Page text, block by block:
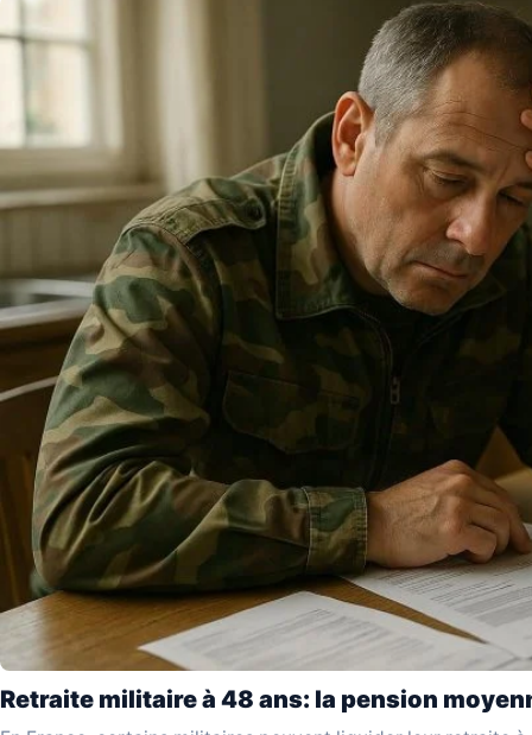
Retraite militaire à 48 ans: la pension